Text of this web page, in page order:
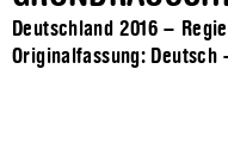
Deutschland 2016 –
Originalfassung: Deutsch